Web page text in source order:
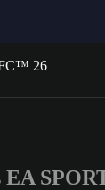
3 Zeichen oder
EA